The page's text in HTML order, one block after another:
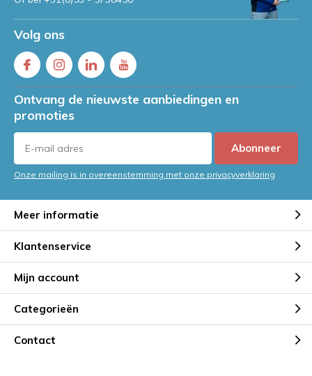
Volg ons
Ontvang de nieuwste aanbiedingen en
promoties
Abonneer
Onze mailing is in overeenstemming met onze privacyverklaring
Meer informatie
Klantenservice
Mijn account
Categorieën
Contact